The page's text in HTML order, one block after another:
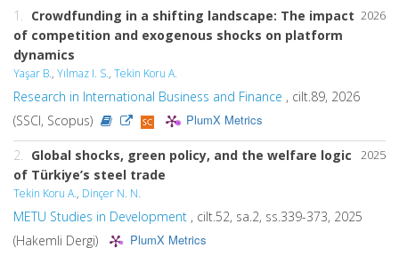
2026
1. Crowdfunding in a shifting landscape: The impact
of competition and exogenous shocks on platform
dynamics
Yaşar B., Yılmaz I. S., Tekin Koru A.
Research in International Business and Finance , cilt.89, 2026
(SSCI, Scopus)
PlumX Metrics
2025
2. Global shocks, green policy, and the welfare logic
of Türkiye’s steel trade
Tekin Koru A., Dinçer N. N.
METU Studies in Development , cilt.52, sa.2, ss.339-373, 2025
(Hakemli Dergi)
PlumX Metrics